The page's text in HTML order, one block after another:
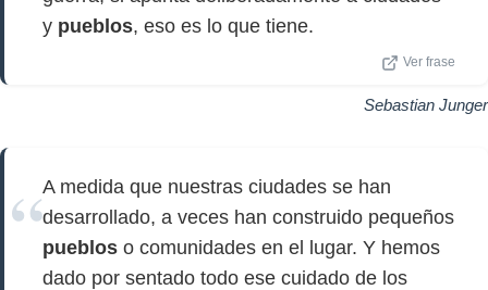
y pueblos, eso es lo que tiene.
Ver frase
Sebastian Junger
A medida que nuestras ciudades se han
desarrollado, a veces han construido pequeños
pueblos o comunidades en el lugar. Y hemos
dado por sentado todo ese cuidado de los